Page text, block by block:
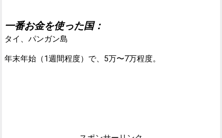
一番お金を使った国：
タイ、パンガン島
年末年始（1週間程度）で、5万〜7万程度。